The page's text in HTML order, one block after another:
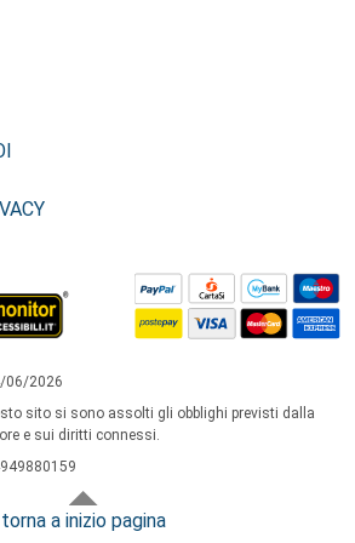
06/2026
sito si sono assolti gli obblighi previsti dalla
e sui diritti connessi.
torna a inizio pagina